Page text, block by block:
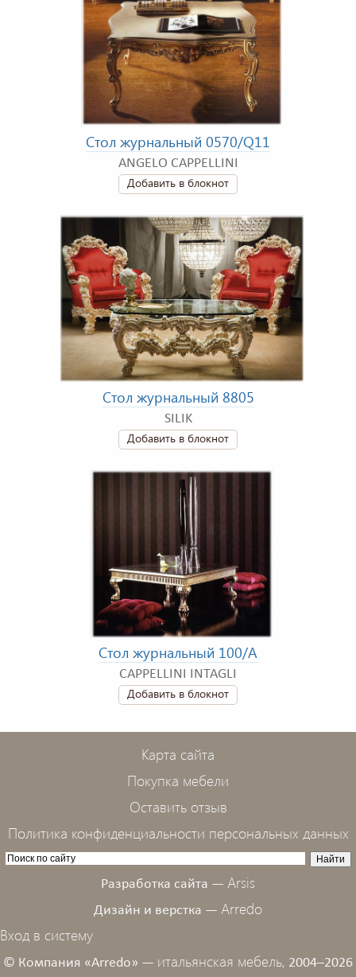
Стол журнальный 0570/Q11
ANGELO CAPPELLINI
Добавить в блокнот
Стол журнальный 8805
SILIK
Добавить в блокнот
Стол журнальный 100/A
CAPPELLINI INTAGLI
Добавить в блокнот
Карта сайта
Покупка мебели
Оставить отзыв
Политика конфиденциальности персональных данных
Разработка сайта — Arsis
Дизайн и верстка — Arredo
Вход в систему
© Компания «Arredo» — итальянская мебель, 2004–2026